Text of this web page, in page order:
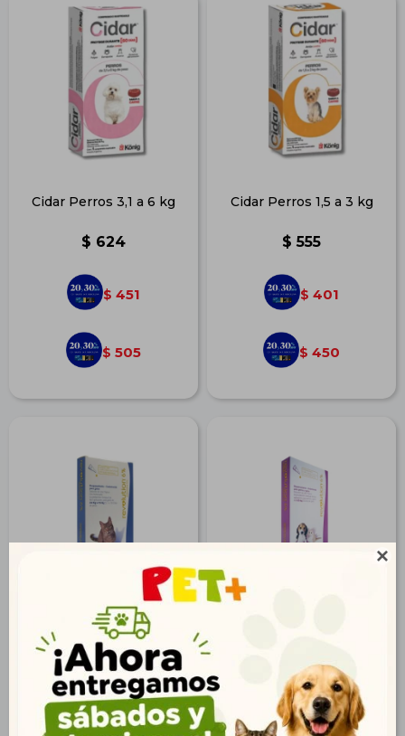

Cidar Perros 3,1 a 6 kg
$ 624
$ 451
$ 505
Cidar Perros 1,5 a 3 kg
$ 555
$ 401
$ 450
Revolution Gato Adulto
$ 689
$ 498
595
$ 430